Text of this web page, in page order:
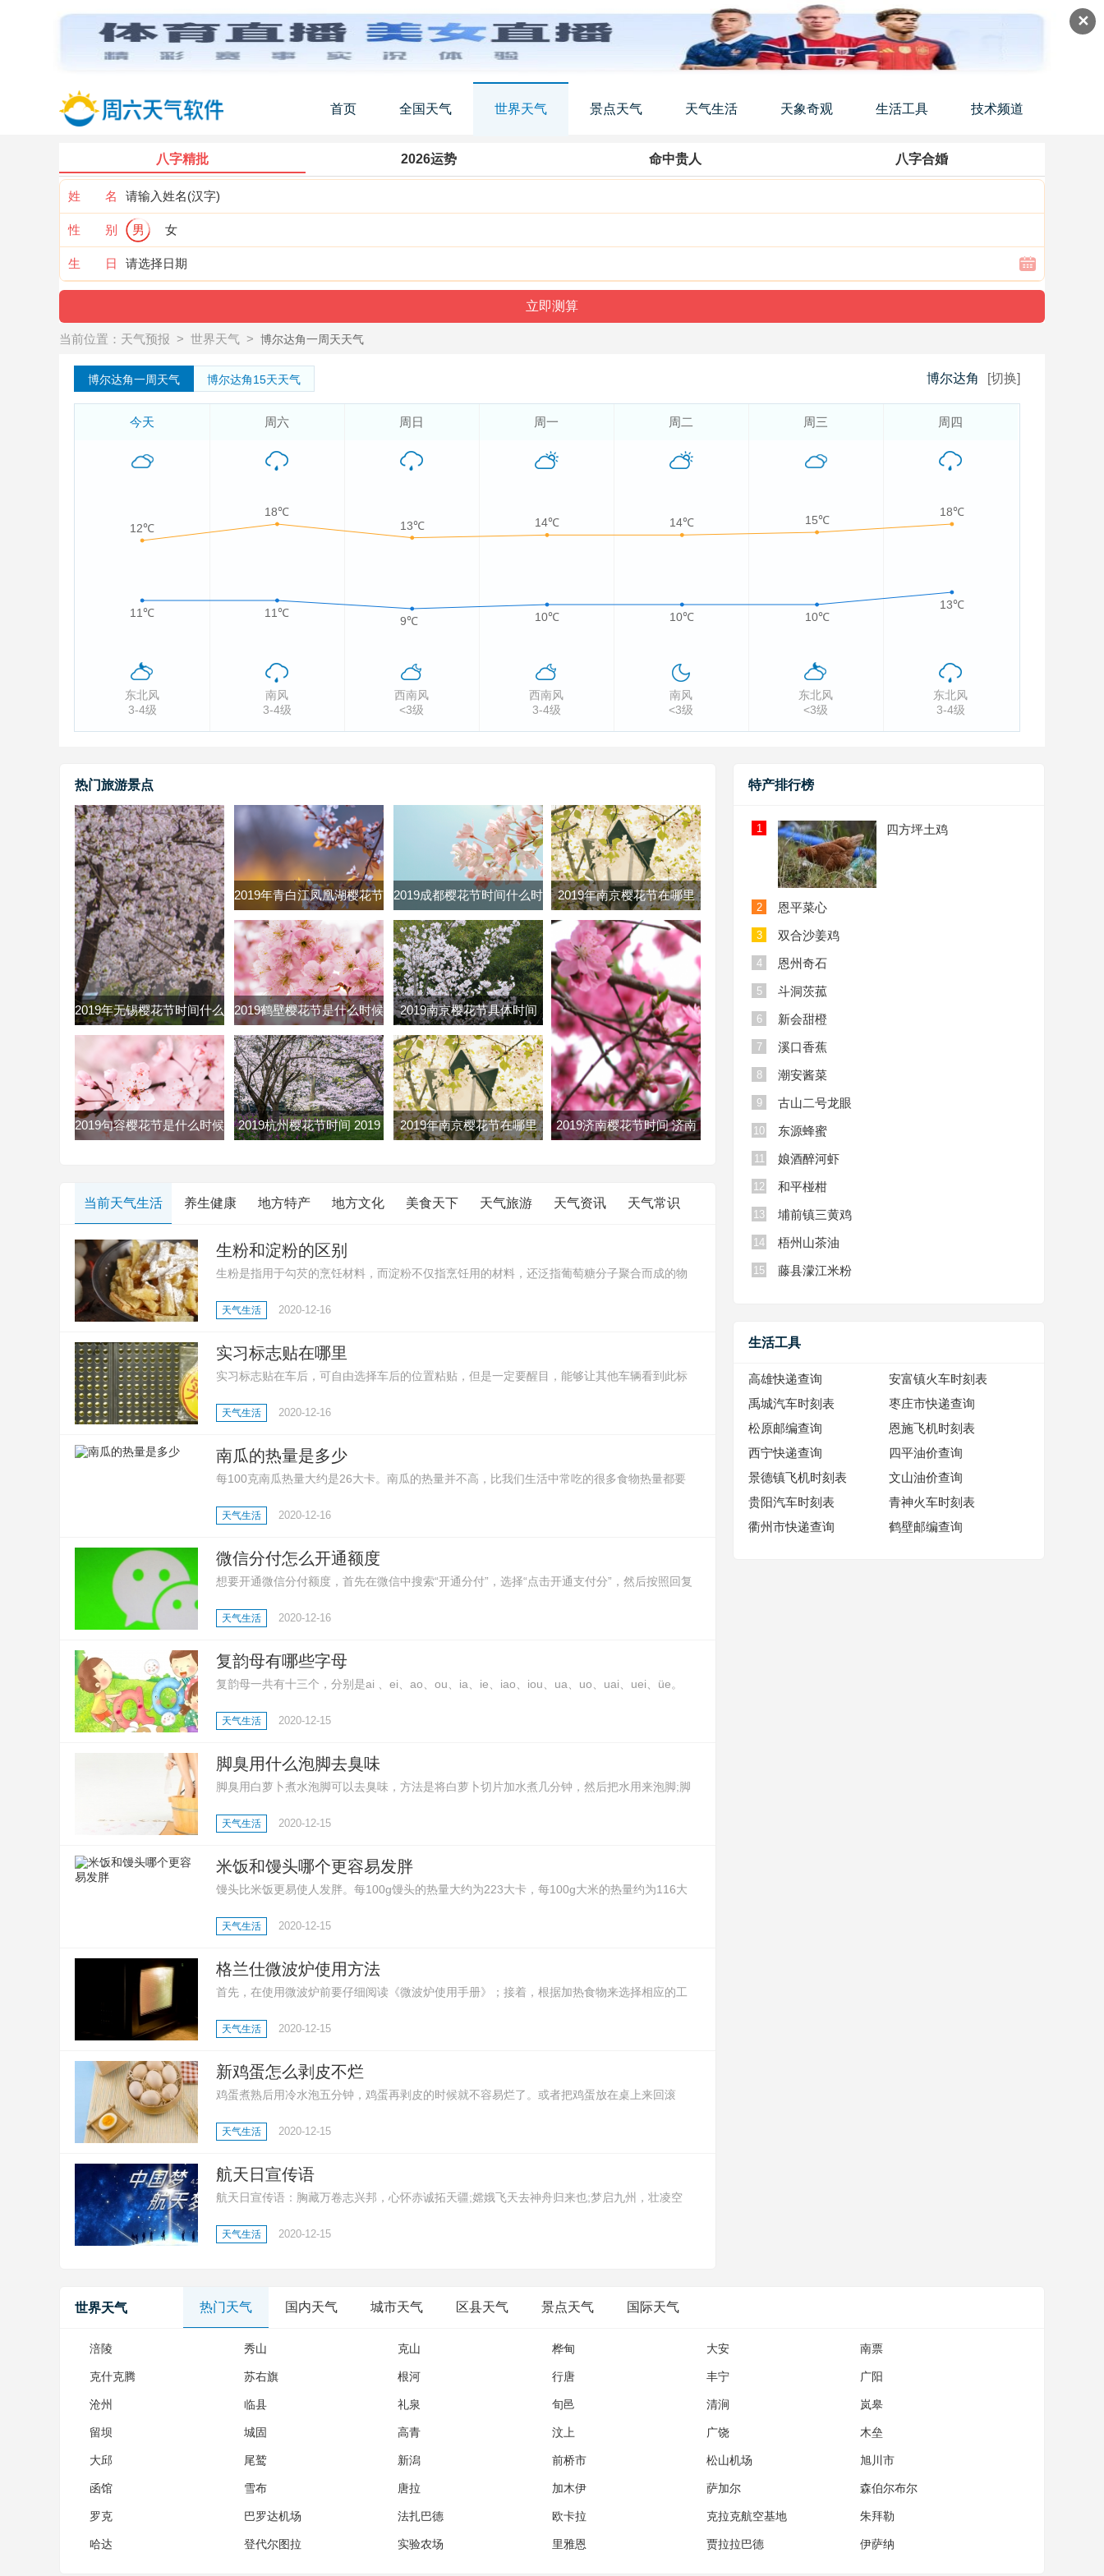
✕
首页 全国天气 世界天气 景点天气 天气生活 天象奇观 生活工具 技术频道
八字精批 2026运势 命中贵人 八字合婚
姓 名
性 别 男 女
生 日
当前位置： 天气预报 > 世界天气 > 博尔达角一周天天气
博尔达角一周天气 博尔达角15天天气 博尔达角 [切换]
今天 周六 周日 周一 周二 周三 周四
12℃
18℃
13℃ 14℃ 14℃ 15℃
18℃
11℃ 11℃
9℃ 10℃ 10℃ 10℃
13℃
东北风 南风 西南风 西南风 南风 东北风
东北风
3-4级
3-4级 <3级 3-4级 <3级 <3级 3-4级
热门旅游景点
2019年无锡樱花节时间什么
时候 无锡鼋头渚樱花节
2019时间门票
2019句容樱花节是什么时候
2019年青白江凤凰湖樱花节
什么时候 2019青白江樱花
节时间及票价
2019成都樱花节时间什么时
候 成都樱花节时间地点门
票
2019鹤壁樱花节是什么时候
2019河南鹤壁市樱花节几号
2019南京樱花节具体时间
2019南京鸡鸣寺樱花几月开
2019杭州樱花节时间 2019 2019年南京樱花节在哪里
2019年南京樱花节在哪里
南京各大樱花节地址路线及
门票
2019济南樱花节时间 济南
当前天气生活 养生健康 地方特产 地方文化 美食天下 天气旅游 天气资讯 天气常识
生粉和淀粉的区别
生粉是指用于勾芡的烹饪材料，而淀粉不仅指烹饪用的材料，还泛指葡萄糖分子聚合而成的物
等多种淀粉;然后就是淀粉用途比生粉用途广，生粉适合用来勾芡，而淀粉可以用来制作蛋糕、
天气生活 2020-12-16
实习标志贴在哪里
实习标志贴在车后，可自由选择车后的位置粘贴，但是一定要醒目，能够让其他车辆看到此标
天气生活 2020-12-16
南瓜的热量是多少
每100克南瓜热量大约是26大卡。南瓜的热量并不高，比我们生活中常吃的很多食物热量都要
天气生活 2020-12-16
微信分付怎么开通额度
想要开通微信分付额度，首先在微信中搜索“开通分付”，选择“点击开通支付分”，然后按照回复
天气生活 2020-12-16
复韵母有哪些字母
复韵母一共有十三个，分别是ai 、ei、ao、ou、ia、ie、iao、iou、ua、uo、uai、uei、üe。
相加，而是一种新的固定的音组，在口、耳里与单元韵有同感，应把它们作为一个个语音整
天气生活 2020-12-15
脚臭用什么泡脚去臭味
脚臭用白萝卜煮水泡脚可以去臭味，方法是将白萝卜切片加水煮几分钟，然后把水用来泡脚;脚
醋，连续泡脚数次，也能达到去除脚臭味的效果。
天气生活 2020-12-15
米饭和馒头哪个更容易发胖
馒头比米饭更易使人发胖。每100g馒头的热量大约为223大卡，每100g大米的热量约为116大
天气生活 2020-12-15
格兰仕微波炉使用方法
首先，在使用微波炉前要仔细阅读《微波炉使用手册》；接着，根据加热食物来选择相应的工
工作，在听到提示音之后就可以取出食物。
天气生活 2020-12-15
新鸡蛋怎么剥皮不烂
鸡蛋煮熟后用冷水泡五分钟，鸡蛋再剥皮的时候就不容易烂了。或者把鸡蛋放在桌上来回滚
浅的坑后在放进锅里煮，熟后剥鸡蛋皮，鸡蛋就不会烂了。
天气生活 2020-12-15
航天日宣传语
航天日宣传语：胸藏万卷志兴邦，心怀赤诚拓天疆;嫦娥飞天去神舟归来也;梦启九州，壮凌空
凌云之志;缘定寰宇，铭空天之魂;高精尖，创国际一流;诚信爱，续世纪航天。
天气生活 2020-12-15
特产排行榜
1 四方坪土鸡
2 恩平菜心
3 双合沙姜鸡
4 恩州奇石
5 斗洞茨菰
6 新会甜橙
7 溪口香蕉
8 潮安酱菜
9 古山二号龙眼
10 东源蜂蜜
11 娘酒醉河虾
12 和平椪柑
13 埔前镇三黄鸡
14 梧州山茶油
15 藤县濛江米粉
生活工具
高雄快递查询
安富镇火车时刻表
禹城汽车时刻表
枣庄市快递查询
松原邮编查询
恩施飞机时刻表
西宁快递查询
四平油价查询
景德镇飞机时刻表
文山油价查询
贵阳汽车时刻表
青神火车时刻表
衢州市快递查询
鹤壁邮编查询
世界天气 热门天气 国内天气 城市天气 区县天气 景点天气 国际天气
涪陵 秀山 克山 桦甸 大安 南票
克什克腾 苏右旗 根河 行唐 丰宁 广阳
沧州 临县 礼泉 旬邑 清涧 岚皋
留坝 城固 高青 汶上 广饶 木垒
大邱 尾鹫 新潟 前桥市 松山机场 旭川市
函馆 雪布 唐拉 加木伊 萨加尔 森伯尔布尔
罗克 巴罗达机场 法扎巴德 欧卡拉 克拉克航空基地 朱拜勒
哈达 登代尔图拉 实验农场 里雅恩 贾拉拉巴德 伊萨纳